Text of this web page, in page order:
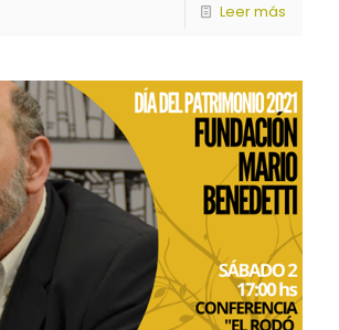
Leer más